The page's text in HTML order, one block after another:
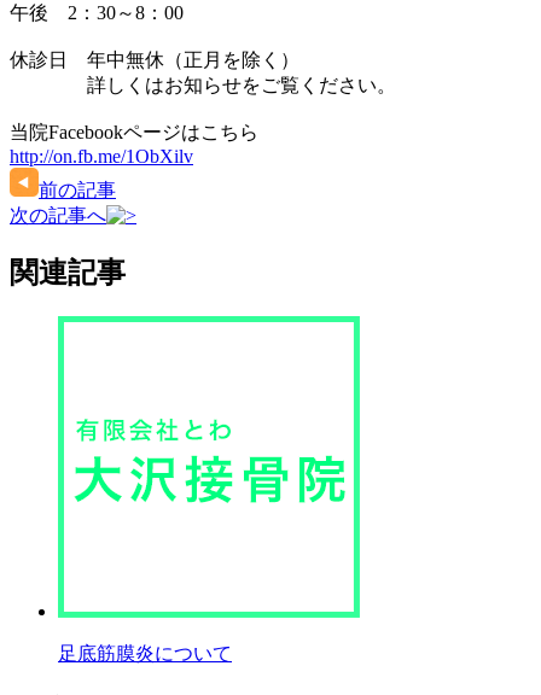
午後 2：30～8：00
休診日 年中無休（正月を除く）
詳しくはお知らせをご覧ください。
当院Facebookページはこちら
http://on.fb.me/1ObXilv
前の記事
次の記事へ
関連記事
足底筋膜炎について